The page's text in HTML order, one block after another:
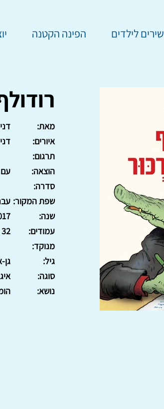
שירים לילדים הפינה הקטנה
מאת:
איורים:
תרגום:
הוצאה:
סדרה:
שפת המקור:
שנה:
32
עמודים:
מנוקד:
גיל:
סוגה:
נושא: